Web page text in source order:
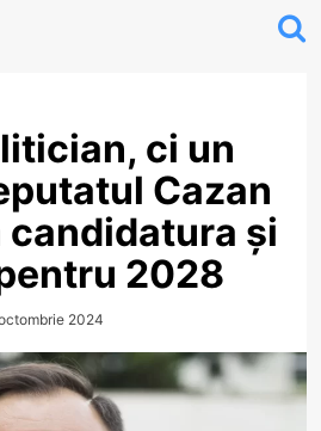
ci un
Cazan
și
2028
2024